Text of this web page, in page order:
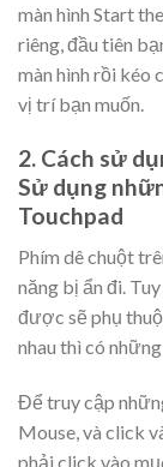
màn hình Start
riêng, đầu tiên
màn hình rồi kéo
vị trí bạn muốn.
2. Cách sử
Sử dụng
Touchpad
Phím dê chuột
năng bị ẩn đi.
được sẽ phụ
nhau thì có
Để truy cập
Mouse, và click
phải click vào